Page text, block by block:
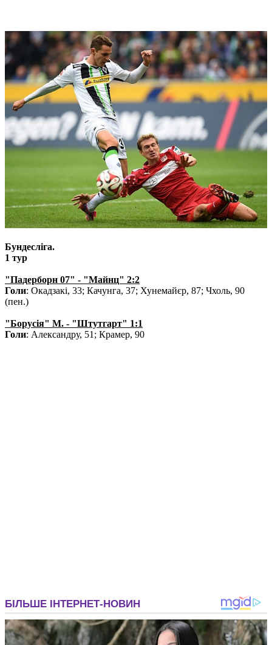
Бундесліга.
1 тур
"Падерборн 07" - "Майнц" 2:2
Голи: Окадзакі, 33; Качунга, 37; Хунемайєр, 87; Чхоль, 90
(пен.)
"Борусія" М. - "Штутгарт" 1:1
Голи: Александру, 51; Крамер, 90